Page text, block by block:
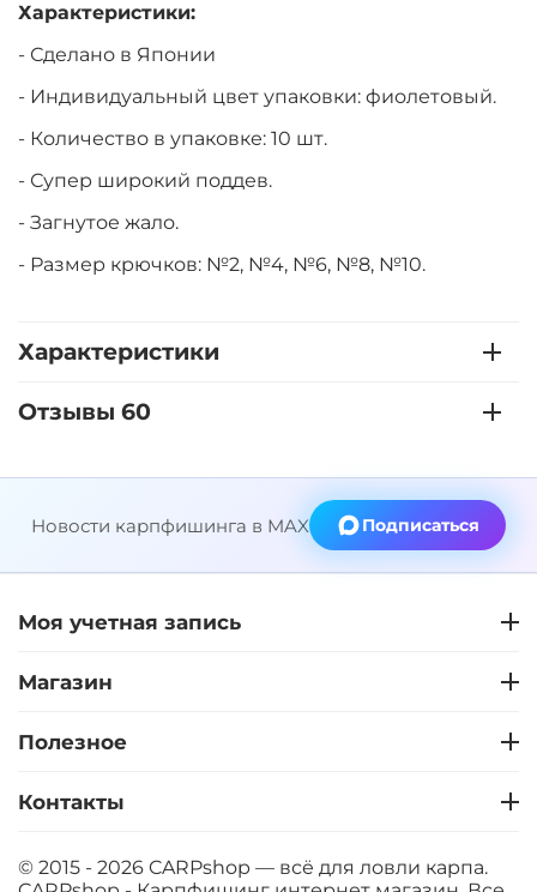
Характеристики:
- Сделано в Японии
- Индивидуальный цвет упаковки: фиолетовый.
- Количество в упаковке: 10 шт.
- Супер широкий поддев.
- Загнутое жало.
- Размер крючков: №2, №4, №6, №8, №10.
Характеристики
Отзывы 60
Новости карпфишинга в MAX Подписаться
Моя учетная запись
Магазин
Полезное
Контакты
© 2015 - 2026 CARPshop — всё для ловли карпа.